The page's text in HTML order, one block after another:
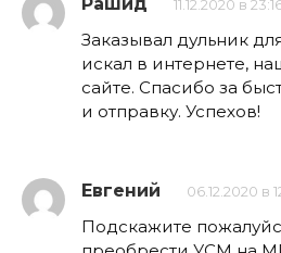
11.12.2020 в
Заказывал дульник
искал в интернете,
сайте. Спасибо за
и отправку. Успехов!
Евгений 06.12.2020 в
Подскажите